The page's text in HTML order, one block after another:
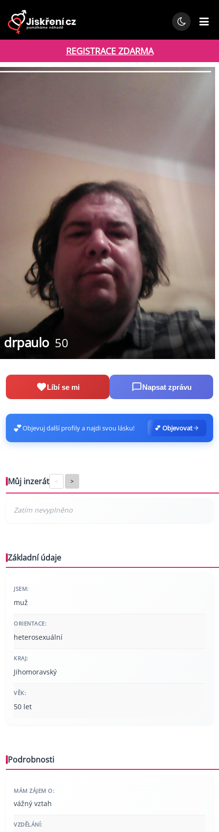
REGISTRACE ZDARMA
drpaulo 50
Líbí se mi Napsat zprávu
💕Objevuj další profily a najdi svou lásku! 💕 Objevovat
Můj inzerát < >
Základní údaje
JSEM:
muž
ORIENTACE:
heterosexuální
KRAJ:
Jihomoravský
VĚK:
50 let
Podrobnosti
MÁM ZÁJEM O:
vážný vztah
VZDĚLÁNÍ: